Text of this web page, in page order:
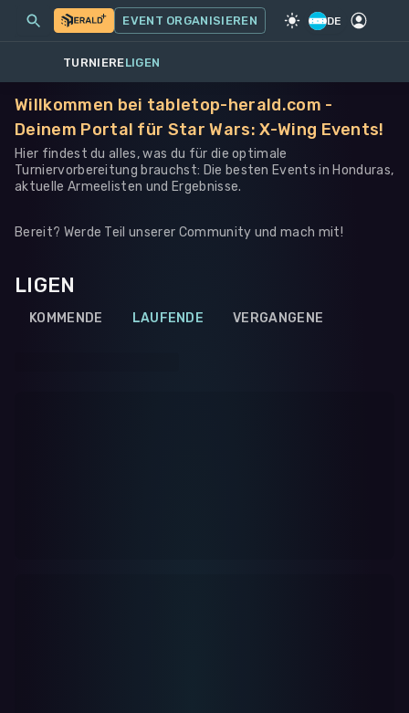
SPIEL·STAR WARS: X-WING
MEINE EVENTS MEHR
EVENT ORGANISIEREN DE
TURNIERELIGEN
Willkommen bei tabletop-herald.com -
Deinem Portal für Star Wars: X-Wing Events!
Hier findest du alles, was du für die optimale
Turniervorbereitung brauchst: Die besten Events in Honduras,
aktuelle Armeelisten und Ergebnisse.
Bereit? Werde Teil unserer Community und mach mit!
LIGEN
KOMMENDE LAUFENDE VERGANGENE